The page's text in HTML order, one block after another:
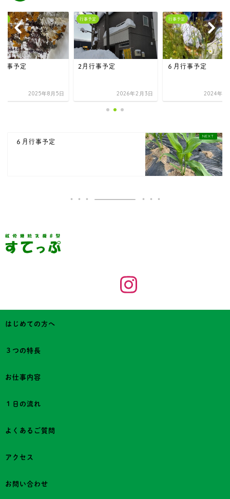
事予定
2025年8月5日
行事予定
2月行事予定
2026年2月3日
行事予定
６月行事予定
2024年6
６月行事予定
はじめての方へ
３つの特長
お仕事内容
１日の流れ
よくあるご質問
アクセス
お問い合わせ